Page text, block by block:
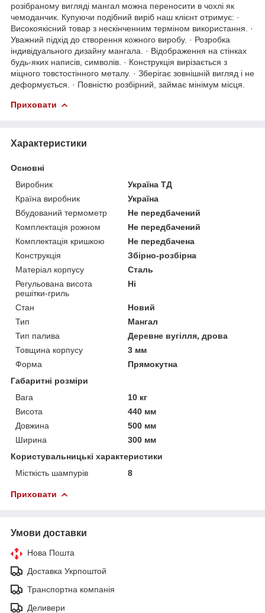
розібраному вигляді мангал можна переносити в чохлі як
чемоданчик. Купуючи подібний виріб наш клієнт отримує: ·
Високоякісний товар з нескінченним терміном використання. ·
Уважний підхід до створення кожного виробу. · Розробка
індивідуального дизайну мангала. · Відображення на стінках
будь-яких написів, символів. · Конструкція вирізається з
міцного товстостінного металу. · Зберігає зовнішній вигляд і не
деформується. · Повністю розбірний, займає мінімум місця.
Приховати
Характеристики
Основні
Виробник
Україна ТД
Країна виробник
Україна
Вбудований термометр
Не передбачений
Комплектація рожном
Не передбачений
Комплектація кришкою
Не передбачена
Конструкція
Збірно-розбірна
Матеріал корпусу
Сталь
Регульована висота
решітки-гриль
Ні
Стан
Новий
Тип
Мангал
Тип палива
Деревне вугілля, дрова
Товщина корпусу
3 мм
Форма
Прямокутна
Габаритні розміри
Вага
10 кг
Висота
440 мм
Довжина
500 мм
Ширина
300 мм
Користувальницькі характеристики
Місткість шампурів
8
Приховати
Умови доставки
Нова Пошта
Доставка Укрпоштой
Транспортна компанія
Деливери